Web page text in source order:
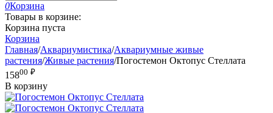
0Корзина
Товары в корзине:
Корзина пуста
Корзина
Главная/Аквариумистика/Аквариумные живые
растения/Живые растения/Погостемон Октопус Стеллата
15800 ₽
В корзину